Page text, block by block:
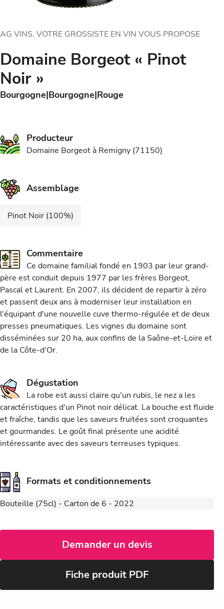
AG VINS, VOTRE GROSSISTE EN VIN VOUS PROPOSE
Domaine Borgeot « Pinot
Noir »
Bourgogne Bourgogne Rouge
Producteur
Domaine Borgeot à Remigny (71150)
Assemblage
Pinot Noir (100%)
Commentaire
Ce domaine familial fondé en 1903 par leur grand-
père est conduit depuis 1977 par les frères Borgeot,
Pascal et Laurent. En 2007, ils décident de repartir à zéro
et passent deux ans à moderniser leur installation en
l'équipant d'une nouvelle cuve thermo-régulée et de deux
presses pneumatiques. Les vignes du domaine sont
disséminées sur 20 ha, aux confins de la Saône-et-Loire et
de la Côte-d'Or.
Dégustation
La robe est aussi claire qu'un rubis, le nez a les
caractéristiques d'un Pinot noir délicat. La bouche est fluide
et fraîche, tandis que les saveurs fruitées sont croquantes
et gourmandes. Le goût final présente une acidité
intéressante avec des saveurs terreuses typiques.
Formats et conditionnements
Bouteille (75cl) - Carton de 6 - 2022
Demander un devis
Fiche produit PDF